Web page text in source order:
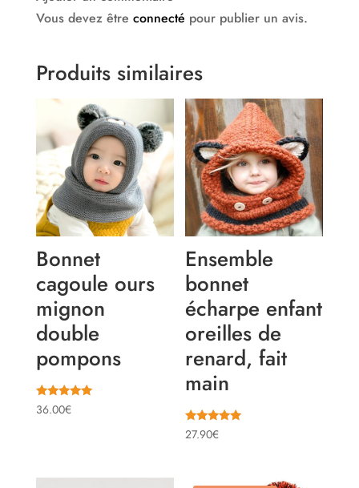
Vous devez être connecté pour publier un avis.
Produits similaires
Bonnet
cagoule ours
mignon
double
pompons
Note
5.00
36.00€
Ensemble
bonnet
écharpe enfant
oreilles de
renard, fait
main
Note
5.00
27.90€